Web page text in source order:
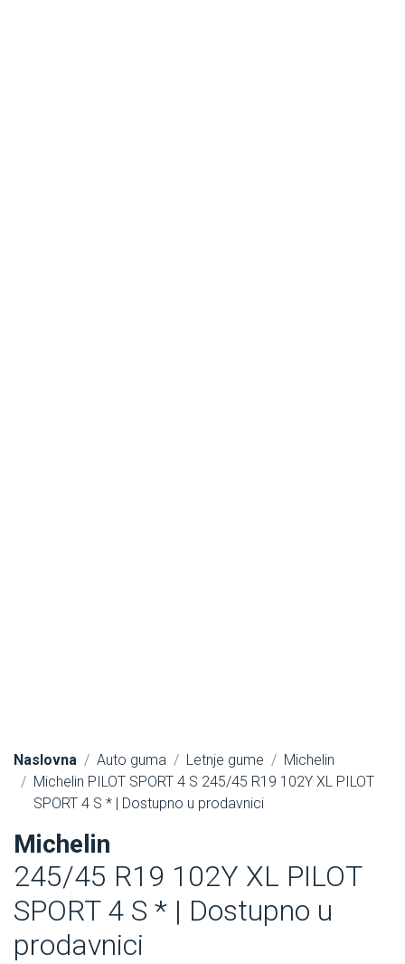
Naslovna Auto guma Letnje gume
Michelin
Michelin PILOT SPORT 4 S 245/45 R19 102Y XL PILOT
SPORT 4 S * | Dostupno u prodavnici
Michelin
245/45 R19 102Y XL PILOT
SPORT 4 S * | Dostupno u
prodavnici